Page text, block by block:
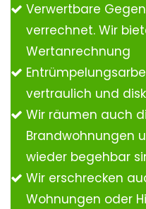
Verwertbare
verrechnet. Wir
Wertanrechnung
vertraulich und
Wir räumen auch
Brandwohnungen
wieder begehbar
Wir erschrecken
Wohnungen oder